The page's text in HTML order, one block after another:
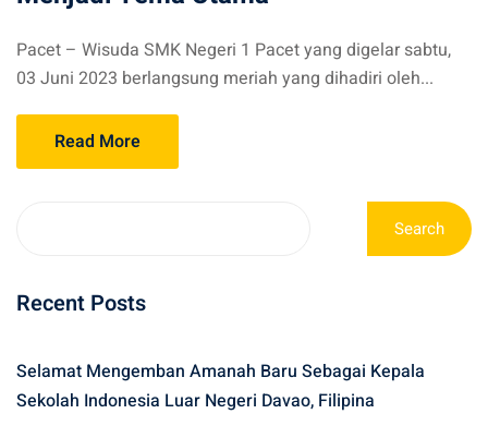
Pacet – Wisuda SMK Negeri 1 Pacet yang digelar sabtu,
03 Juni 2023 berlangsung meriah yang dihadiri oleh...
Read More
Search
Recent Posts
Selamat Mengemban Amanah Baru Sebagai Kepala
Sekolah Indonesia Luar Negeri Davao, Filipina